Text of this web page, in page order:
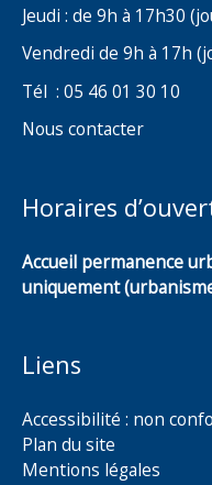
Jeudi : de 9h à 17h30
Vendredi de 9h à 17h
Tél : 05 46 01 30 10
Nous contacter
Horaires
Accueil permanence
uniquement
Liens
Accessibilité : non
Plan du site
Mentions légales